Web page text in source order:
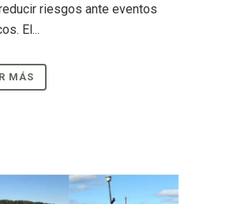
riesgos ante eventos
El...